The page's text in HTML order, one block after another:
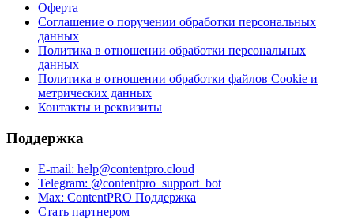
Оферта
Соглашение о поручении обработки персональных
данных
Политика в отношении обработки персональных
данных
Политика в отношении обработки файлов Cookie и
метрических данных
Контакты и реквизиты
Поддержка
E-mail: help@contentpro.cloud
Telegram: @contentpro_support_bot
Max: ContentPRO Поддержка
Стать партнером